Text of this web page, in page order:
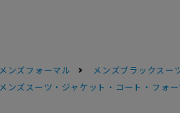
メンズフォーマル
メンズブラックスー
メンズスーツ・ジャケット・コート・フォ